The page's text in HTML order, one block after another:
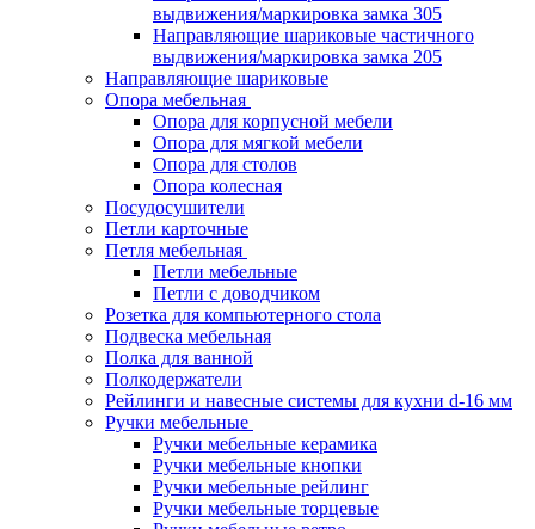
выдвижения/маркировка замка 305
Направляющие шариковые частичного
выдвижения/маркировка замка 205
Направляющие шариковые
Опора мебельная
Опора для корпусной мебели
Опора для мягкой мебели
Опора для столов
Опора колесная
Посудосушители
Петли карточные
Петля мебельная
Петли мебельные
Петли с доводчиком
Розетка для компьютерного стола
Подвеска мебельная
Полка для ванной
Полкодержатели
Рейлинги и навесные системы для кухни d-16 мм
Ручки мебельные
Ручки мебельные керамика
Ручки мебельные кнопки
Ручки мебельные рейлинг
Ручки мебельные торцевые